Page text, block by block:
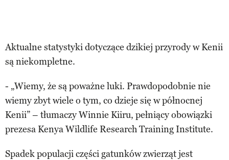
Aktualne statystyki dotyczące dzikiej przyrody w Kenii
są niekompletne.
- „Wiemy, że są poważne luki. Prawdopodobnie nie
wiemy zbyt wiele o tym, co dzieje się w północnej
Kenii” – tłumaczy Winnie Kiiru, pełniący obowiązki
prezesa Kenya Wildlife Research Training Institute.
Spadek populacji części gatunków zwierząt jest